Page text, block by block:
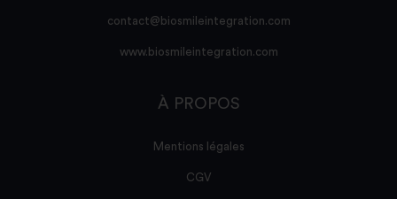
contact@biosmileintegration.com
www.biosmileintegration.com
À PROPOS
Mentions légales
CGV